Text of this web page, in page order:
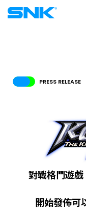
ABOUT
招募資
PRESS RELEASE
對戰格鬥遊
開始發佈可